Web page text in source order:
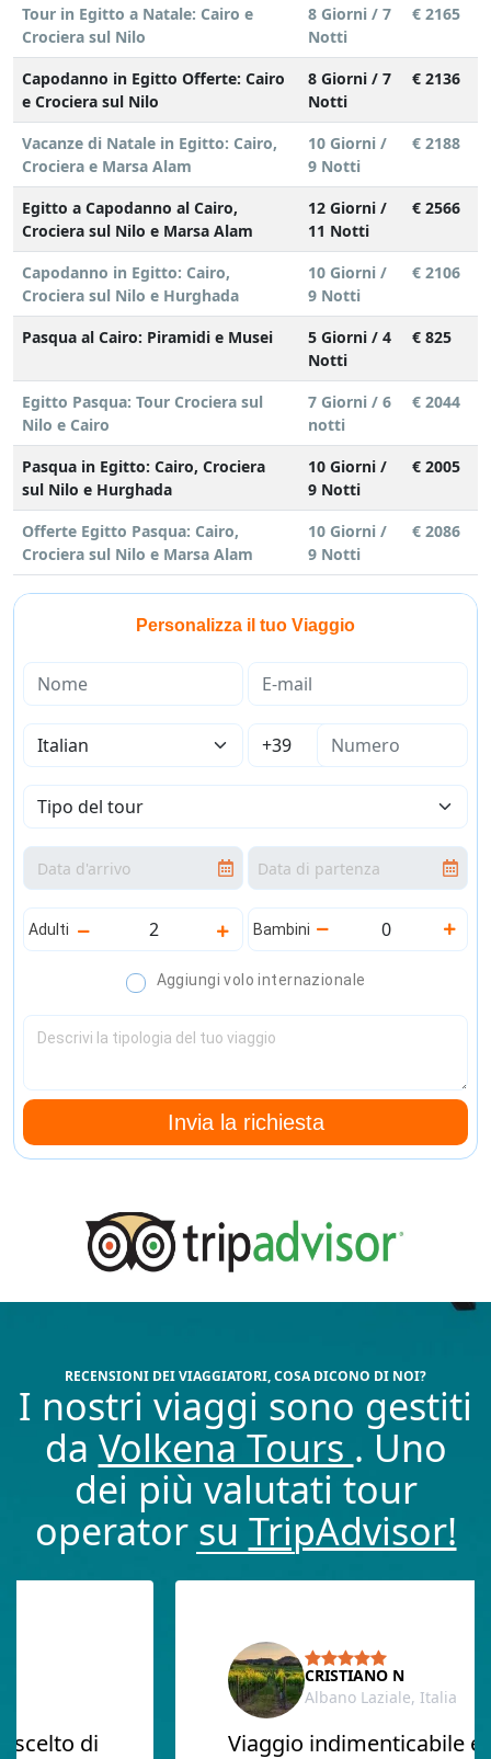
Tour in Egitto a Natale: Cairo e
Crociera sul Nilo
8 Giorni / 7
Notti
€ 2165
Capodanno in Egitto Offerte: Cairo
e Crociera sul Nilo
8 Giorni / 7
Notti
€ 2136
Vacanze di Natale in Egitto: Cairo,
Crociera e Marsa Alam
10 Giorni /
9 Notti
€ 2188
Egitto a Capodanno al Cairo,
Crociera sul Nilo e Marsa Alam
12 Giorni /
11 Notti
€ 2566
Capodanno in Egitto: Cairo,
Crociera sul Nilo e Hurghada
10 Giorni /
9 Notti
€ 2106
Pasqua al Cairo: Piramidi e Musei
5 Giorni / 4
Notti
€ 825
Egitto Pasqua: Tour Crociera sul
Nilo e Cairo
7 Giorni / 6
notti
€ 2044
Pasqua in Egitto: Cairo, Crociera
sul Nilo e Hurghada
10 Giorni /
9 Notti
€ 2005
Offerte Egitto Pasqua: Cairo,
Crociera sul Nilo e Marsa Alam
10 Giorni /
9 Notti
€ 2086
Personalizza il tuo Viaggio
Adulti Bambini
Aggiungi volo internazionale
Invia la richiesta
RECENSIONI DEI VIAGGIATORI, COSA DICONO DI NOI?
I nostri viaggi sono gestiti
da Volkena Tours . Uno
dei più valutati tour
operator su TripAdvisor!
di
CRISTIANO N
Albano Laziale, Italia
Viaggio indimenticabile e